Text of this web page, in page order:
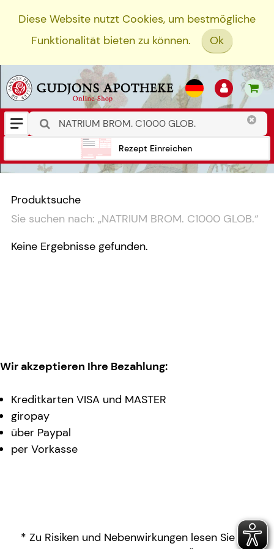
Diese Website nutzt Cookies, um bestmögliche
Funktionalität bieten zu können.
Ok
Rezept Einreichen
Produktsuche
Sie suchen nach: „NATRIUM BROM. C1000 GLOB.“
Keine Ergebnisse gefunden.
Wir akzeptieren Ihre Bezahlung:
Kreditkarten VISA und MASTER
giropay
über Paypal
per Vorkasse
* Zu Risiken und Nebenwirkungen lesen Sie die